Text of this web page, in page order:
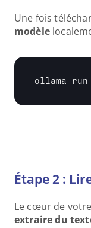
Une fois
modèle
ollama run
Étape 2 :
extraire du